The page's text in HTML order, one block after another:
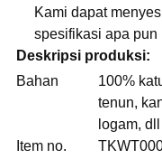
Kami dapat
spesifikasi apa pun
Deskripsi produksi:
Bahan
100%
tenun,
logam, dll
Item no.